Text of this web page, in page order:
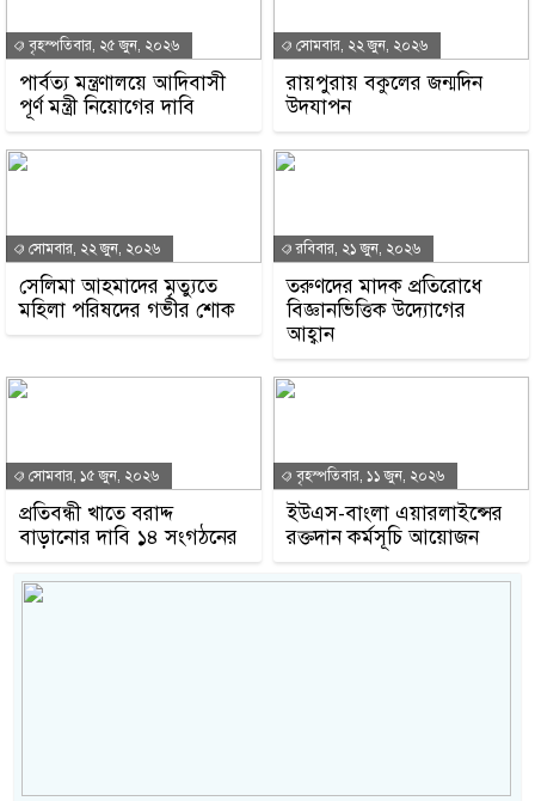
বৃহস্পতিবার, ২৫ জুন, ২০২৬
পার্বত্য মন্ত্রণালয়ে আদিবাসী
পূর্ণ মন্ত্রী নিয়োগের দাবি
সোমবার, ২২ জুন, ২০২৬
রায়পুরায় বকুলের জন্মদিন
উদযাপন
সোমবার, ২২ জুন, ২০২৬
সেলিমা আহমাদের মৃত্যুতে
মহিলা পরিষদের গভীর শোক
রবিবার, ২১ জুন, ২০২৬
তরুণদের মাদক প্রতিরোধে
বিজ্ঞানভিত্তিক উদ্যোগের
আহ্বান
সোমবার, ১৫ জুন, ২০২৬
প্রতিবন্ধী খাতে বরাদ্দ
বাড়ানোর দাবি ১৪ সংগঠনের
বৃহস্পতিবার, ১১ জুন, ২০২৬
ইউএস-বাংলা এয়ারলাইন্সের
রক্তদান কর্মসূচি আয়োজন